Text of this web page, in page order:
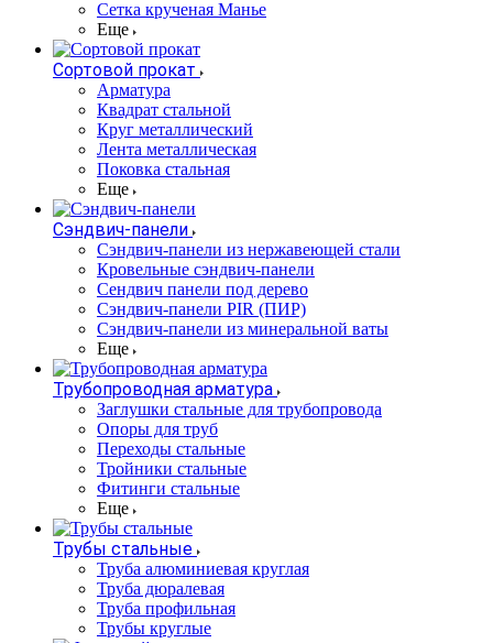
Сетка крученая Манье
Еще
Сортовой прокат
Арматура
Квадрат стальной
Круг металлический
Лента металлическая
Поковка стальная
Еще
Сэндвич-панели
Cэндвич-панели из нержавеющей стали
Кровельные сэндвич-панели
Сендвич панели под дерево
Сэндвич-панели PIR (ПИР)
Сэндвич-панели из минеральной ваты
Еще
Трубопроводная арматура
Заглушки стальные для трубопровода
Опоры для труб
Переходы стальные
Тройники стальные
Фитинги стальные
Еще
Трубы стальные
Труба алюминиевая круглая
Труба дюралевая
Труба профильная
Трубы круглые